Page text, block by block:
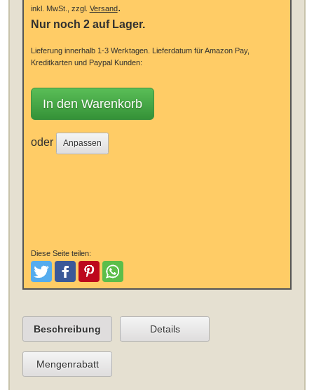
inkl. MwSt., zzgl. Versand.
Nur noch 2 auf Lager.
Lieferung innerhalb 1-3 Werktagen. Lieferdatum für Amazon Pay,
Kreditkarten und Paypal Kunden:
In den Warenkorb
oder Anpassen
Diese Seite teilen:
TweetenPostenPinterestTeilen
Beschreibung Details
Mengenrabatt